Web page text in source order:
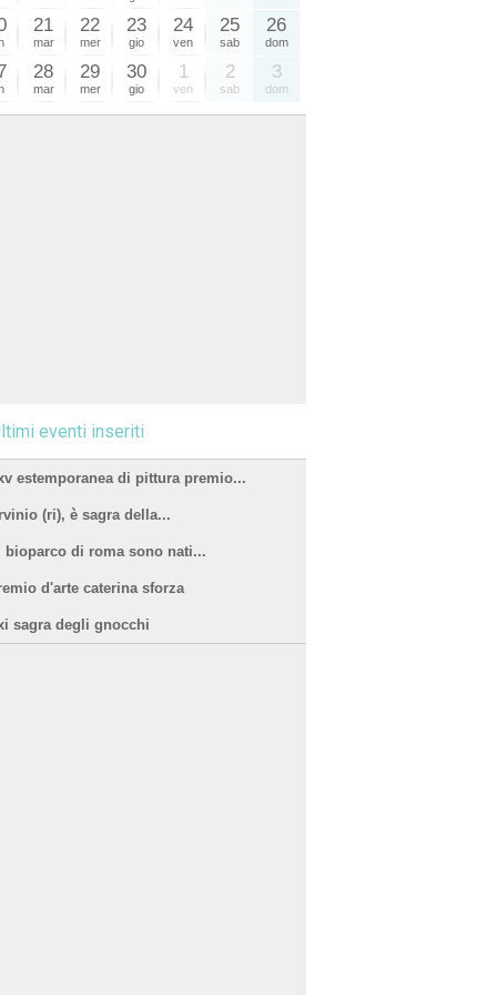
21
mar
22
mer
23
gio
24
ven
25
sab
26
dom
28
mar
29
mer
30
gio
1
ven
2
sab
3
dom
eventi inseriti
estemporanea di pittura premio...
(ri), è sagra della...
bioparco di roma sono nati...
d'arte caterina sforza
sagra degli gnocchi